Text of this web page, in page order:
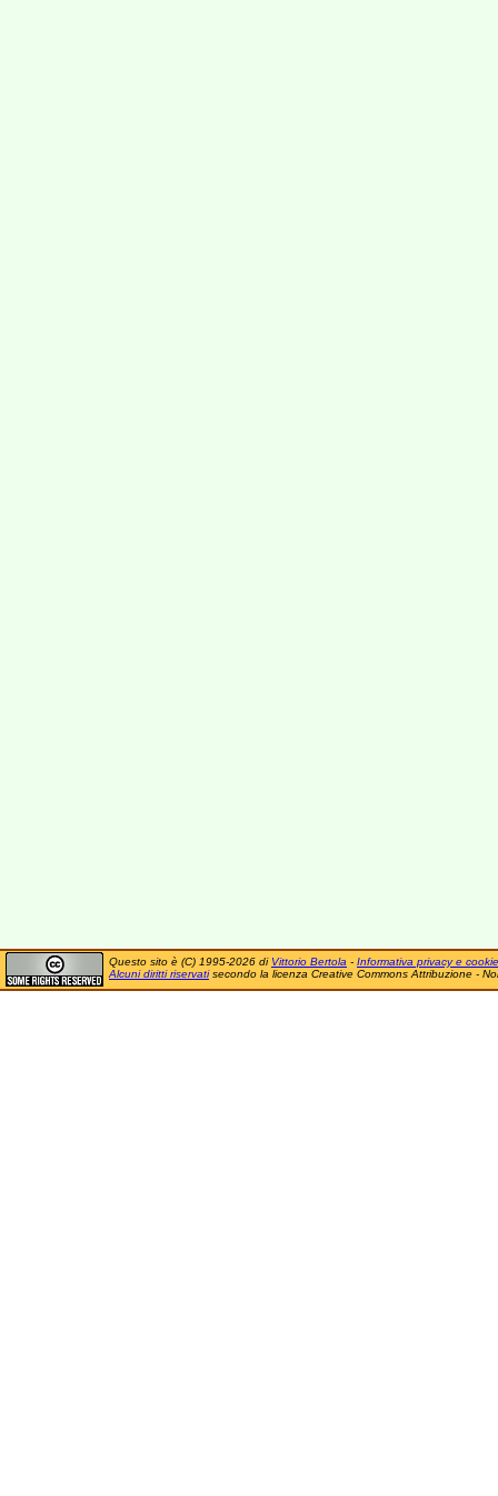
Questo sito è (C) 1995-2026 di Vittorio Bertola - Informativa privacy e cookie
Alcuni diritti riservatisecondo la licenza Creative Commons Attribuzione -